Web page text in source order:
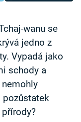
wanu se
jedno z
Vypadá jako
schody a
pozůstatek